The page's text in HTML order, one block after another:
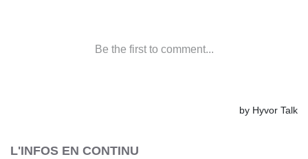
L'INFOS EN CONTINU